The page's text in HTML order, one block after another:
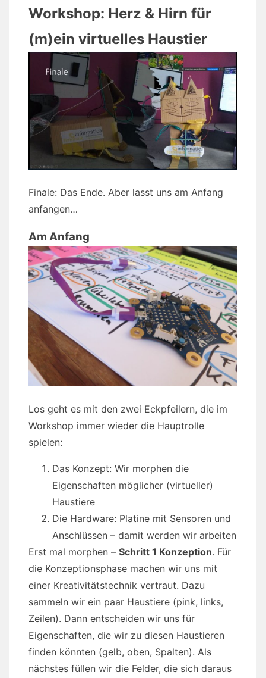
Workshop: Herz & Hirn für
(m)ein virtuelles Haustier
Finale: Das Ende. Aber lasst uns am Anfang
anfangen…
Am Anfang
Los geht es mit den zwei Eckpfeilern, die im
Workshop immer wieder die Hauptrolle
spielen:
Das Konzept: Wir morphen die
Eigenschaften möglicher (virtueller)
Haustiere
Die Hardware: Platine mit Sensoren und
Anschlüssen – damit werden wir arbeiten
Erst mal morphen – Schritt 1 Konzeption. Für
die Konzeptionsphase machen wir uns mit
einer Kreativitätstechnik vertraut. Dazu
sammeln wir ein paar Haustiere (pink, links,
Zeilen). Dann entscheiden wir uns für
Eigenschaften, die wir zu diesen Haustieren
finden könnten (gelb, oben, Spalten). Als
nächstes füllen wir die Felder, die sich daraus